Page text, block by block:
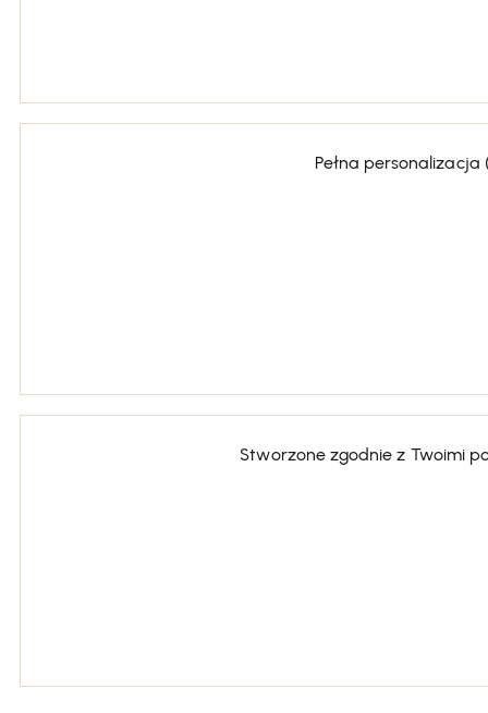
Pełna
Stworzone zgodnie z Twoimi